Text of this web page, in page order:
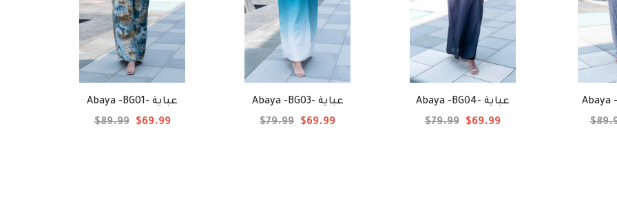
Abaya -BG01- عباية
$89.99 $69.99
Abaya -BG03- عباية
$79.99 $69.99
Abaya -BG04- عباية
$79.99 $69.99